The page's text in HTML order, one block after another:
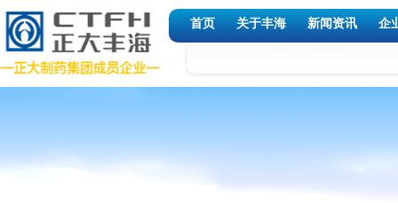
首页 关于丰海 新闻资讯 企